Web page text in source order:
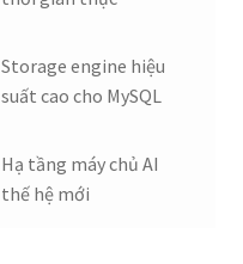
Storage engine hiệu
suất cao cho MySQL
Hạ tầng máy chủ AI
thế hệ mới